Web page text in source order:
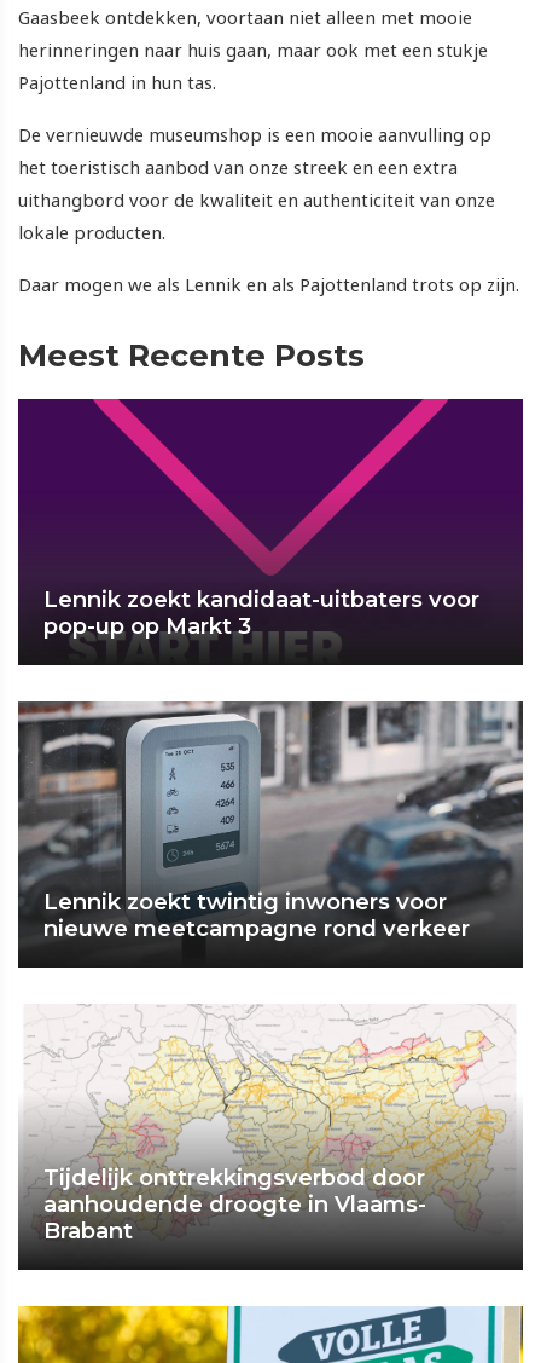
Gaasbeek ontdekken, voortaan niet alleen met mooie
herinneringen naar huis gaan, maar ook met een stukje
Pajottenland in hun tas.
De vernieuwde museumshop is een mooie aanvulling op
het toeristisch aanbod van onze streek en een extra
uithangbord voor de kwaliteit en authenticiteit van onze
lokale producten.
Daar mogen we als Lennik en als Pajottenland trots op zijn.
Meest Recente Posts
Lennik zoekt kandidaat-uitbaters voor
pop-up op Markt 3
Lennik zoekt twintig inwoners voor
nieuwe meetcampagne rond verkeer
Tijdelijk onttrekkingsverbod door
aanhoudende droogte in Vlaams-
Brabant